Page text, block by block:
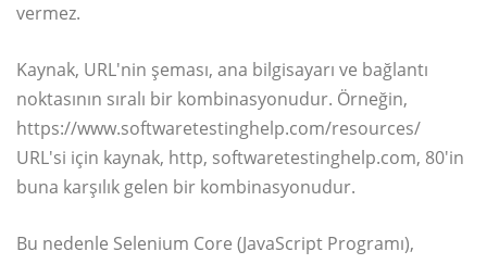
vermez.
Kaynak, URL'nin şeması, ana bilgisayarı ve bağlantı
noktasının sıralı bir kombinasyonudur. Örneğin,
https://www.softwaretestinghelp.com/resources/
URL'si için kaynak, http, softwaretestinghelp.com, 80'in
buna karşılık gelen bir kombinasyonudur.
Bu nedenle Selenium Core (JavaScript Programı),